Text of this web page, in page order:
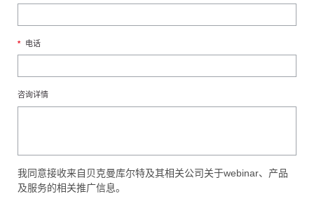
* 电话
咨询详情
我同意接收来自贝克曼库尔特及其相关公司关于webinar、产品
及服务的相关推广信息。